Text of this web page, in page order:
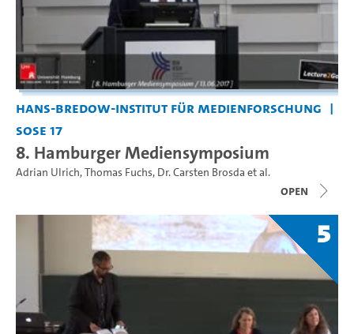
Hans-Bredow-Institut für Medienforschung
SoSe 17
8. Hamburger Mediensymposium
Adrian Ulrich,Thomas Fuchs, Dr. Carsten Brosda et al.
open
5